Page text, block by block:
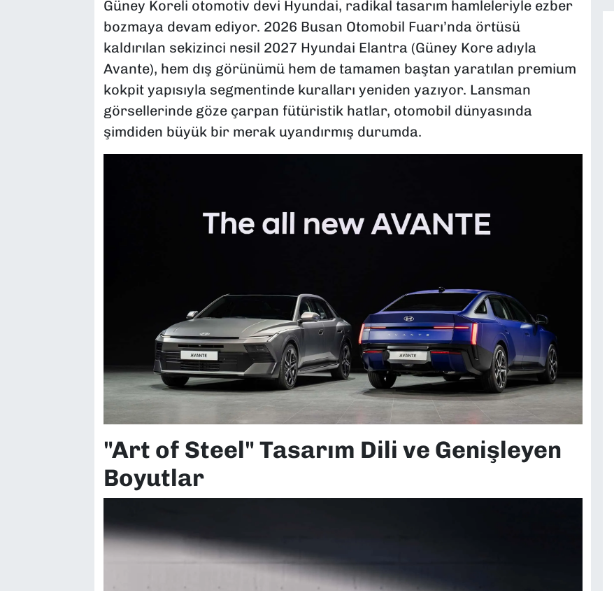
Güney Koreli otomotiv devi Hyundai, radikal tasarım hamleleriyle ezber
bozmaya devam ediyor. 2026 Busan Otomobil Fuarı’nda örtüsü
kaldırılan sekizinci nesil 2027 Hyundai Elantra (Güney Kore adıyla
Avante), hem dış görünümü hem de tamamen baştan yaratılan premium
kokpit yapısıyla segmentinde kuralları yeniden yazıyor. Lansman
görsellerinde göze çarpan fütüristik hatlar, otomobil dünyasında
şimdiden büyük bir merak uyandırmış durumda.
"Art of Steel" Tasarım Dili ve Genişleyen
Boyutlar